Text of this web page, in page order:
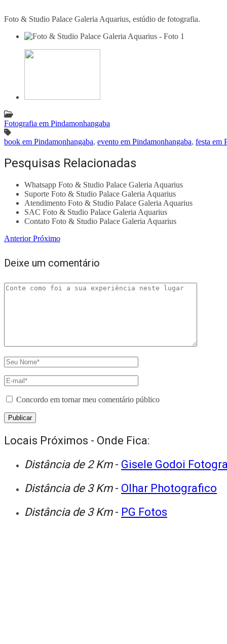
Foto & Studio Palace Galeria Aquarius, estúdio de fotografia.
Fotografia em Pindamonhangaba
book em Pindamonhangaba, evento em Pindamonhangaba, festa em
Pesquisas Relacionadas
Whatsapp Foto & Studio Palace Galeria Aquarius
Suporte Foto & Studio Palace Galeria Aquarius
Atendimento Foto & Studio Palace Galeria Aquarius
SAC Foto & Studio Palace Galeria Aquarius
Contato Foto & Studio Palace Galeria Aquarius
AnteriorPróximo
Deixe um comentário
Concordo em tornar meu comentário público
Locais Próximos - Onde Fica:
Distância de 2 Km - Gisele Godoi
Distância de 3 Km - Olhar Photografico
Distância de 3 Km - PG Fotos